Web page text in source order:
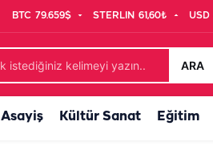
BTC 79.659$ STERLIN 61,60₺ USD
ARA
Asayiş Kültür Sanat Eğitim